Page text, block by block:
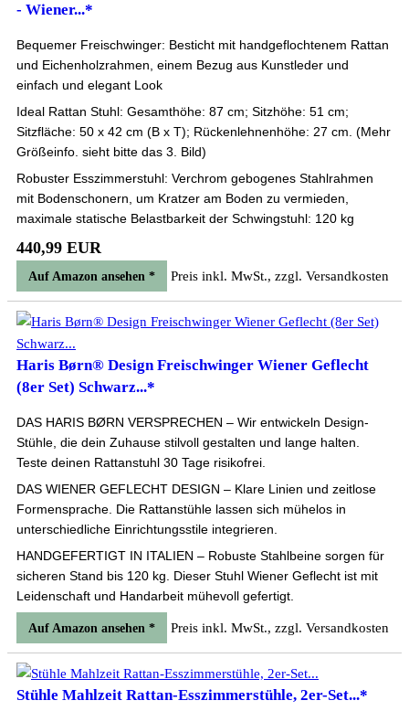
- Wiener...*
Bequemer Freischwinger: Besticht mit handgeflochtenem Rattan
und Eichenholzrahmen, einem Bezug aus Kunstleder und
einfach und elegant Look
Ideal Rattan Stuhl: Gesamthöhe: 87 cm; Sitzhöhe: 51 cm;
Sitzfläche: 50 x 42 cm (B x T); Rückenlehnenhöhe: 27 cm. (Mehr
Größeinfo. sieht bitte das 3. Bild)
Robuster Esszimmerstuhl: Verchrom gebogenes Stahlrahmen
mit Bodenschonern, um Kratzer am Boden zu vermieden,
maximale statische Belastbarkeit der Schwingstuhl: 120 kg
440,99 EUR
Auf Amazon ansehen * Preis inkl. MwSt., zzgl. Versandkosten
Haris Børn® Design Freischwinger Wiener Geflecht
(8er Set) Schwarz...*
DAS HARIS BØRN VERSPRECHEN – Wir entwickeln Design-
Stühle, die dein Zuhause stilvoll gestalten und lange halten.
Teste deinen Rattanstuhl 30 Tage risikofrei.
DAS WIENER GEFLECHT DESIGN – Klare Linien und zeitlose
Formensprache. Die Rattanstühle lassen sich mühelos in
unterschiedliche Einrichtungsstile integrieren.
HANDGEFERTIGT IN ITALIEN – Robuste Stahlbeine sorgen für
sicheren Stand bis 120 kg. Dieser Stuhl Wiener Geflecht ist mit
Leidenschaft und Handarbeit mühevoll gefertigt.
Auf Amazon ansehen * Preis inkl. MwSt., zzgl. Versandkosten
Stühle Mahlzeit Rattan-Esszimmerstühle, 2er-Set...*